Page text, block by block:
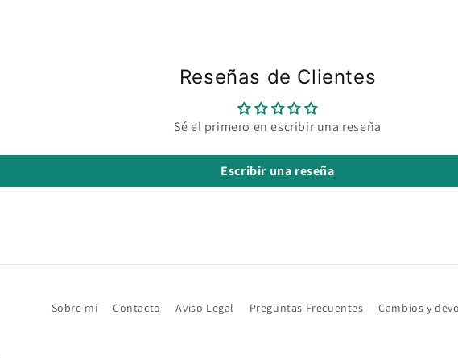
Reseñas de Clientes
Sé el primero en escribir una reseña
Escribir una reseña
Sobre mí Contacto Aviso Legal Preguntas Frecuentes Cambios y